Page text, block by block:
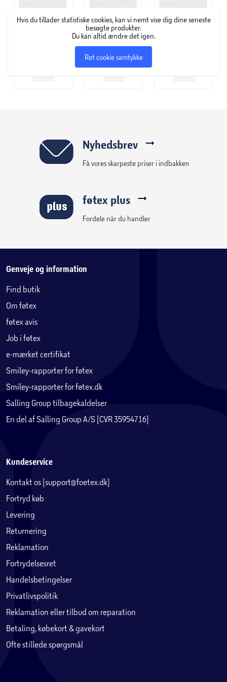
Hvis du tillader statistiske cookies, kan vi nemt vise dig dine seneste
besøgte produkter.
Du kan altid ændre det igen.
Ret cookie samtykke
Nyhedsbrev
Få vores skarpeste priser i indbakken
føtex plus
Fordele når du handler
Genveje og information
Find butik
Om føtex
føtex avis
Job i føtex
e-mærket certifikat
Smiley-rapporter for føtex
Smiley-rapporter for føtex.dk
Salling Group tilbagekaldelser
En del af Salling Group A/S (CVR 35954716)
Kundeservice
Kontakt os (support@foetex.dk)
Fortryd køb
Levering
Returnering
Reklamation
Fortrydelsesret
Handelsbetingelser
Privatlivspolitik
Reklamation eller tilbud om reparation
Betaling, købekort & gavekort
Ofte stillede spørgsmål